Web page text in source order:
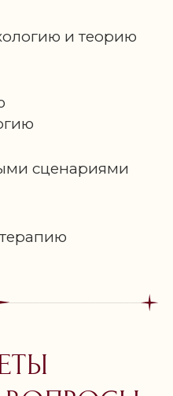
и теорию
сценариями